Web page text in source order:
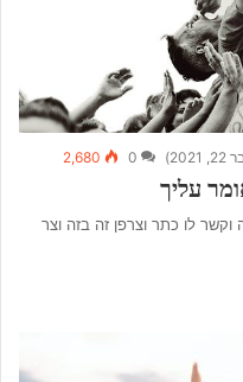
0
2,680
עליך
לו כתר וצרפן זה בזה וצר